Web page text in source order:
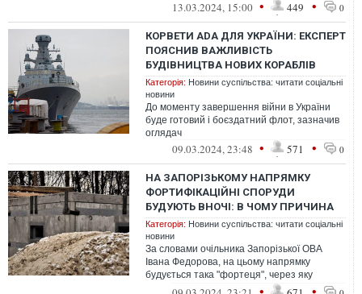
13.03.2024, 15:00 • 449 • 0
КОРВЕТИ ADA ДЛЯ УКРАЇНИ: ЕКСПЕРТ
ПОЯСНИВ ВАЖЛИВІСТЬ
БУДІВНИЦТВА НОВИХ КОРАБЛІВ
Категорія: Новини суспільства: читати соціальні
новини
До моменту завершення війни в України
буде готовий і боєздатний флот, зазначив
оглядач
09.03.2024, 23:48 • 571 • 0
НА ЗАПОРІЗЬКОМУ НАПРЯМКУ
ФОРТИФІКАЦІЙНІ СПОРУДИ
БУДУЮТЬ ВНОЧІ: В ЧОМУ ПРИЧИНА
Категорія: Новини суспільства: читати соціальні
новини
За словами очільника Запорізької ОВА
Івана Федорова, на цьому напрямку
будується така "фортеця", через яку
окупанти точно не зможуть пройти